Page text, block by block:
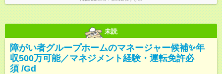
未読
障がい者グループホームのマネージャー候補✨年
収500万可能／マネジメント経験・運転免許必
須 /Gd